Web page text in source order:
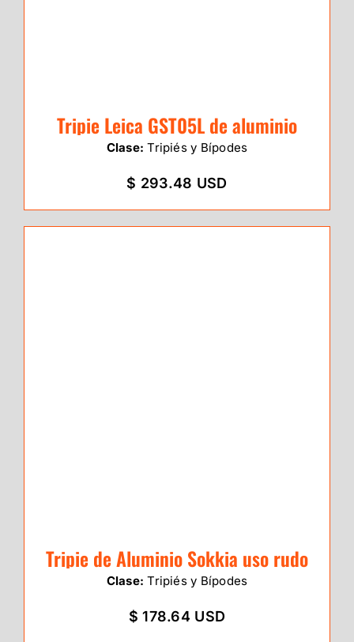
Tripie Leica GST05L de aluminio
Clase: Tripiés y Bípodes
$ 293.48 USD
Tripie de Aluminio Sokkia uso rudo
Clase: Tripiés y Bípodes
$ 178.64 USD